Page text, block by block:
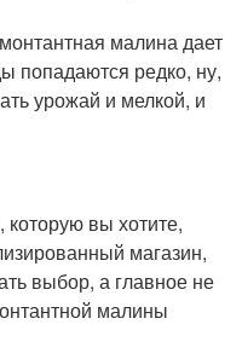
малина дает
попадаются редко, ну,
урожай и мелкой, и
вы хотите,
магазин,
выбор, а главное не
малины